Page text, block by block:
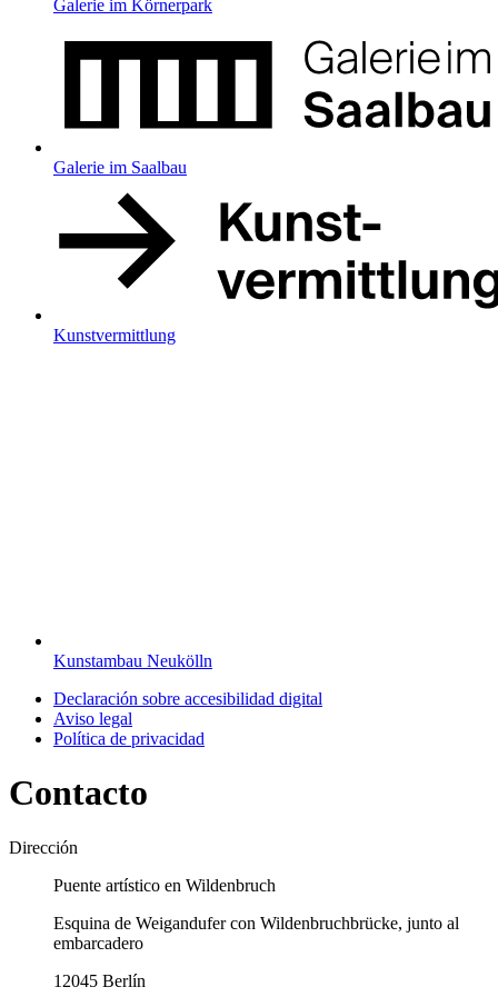
Galerie im Körnerpark
Galerie im Saalbau
Kunstvermittlung
Kunstambau Neukölln
Declaración sobre accesibilidad digital
Aviso legal
Política de privacidad
Contacto
Dirección
Puente artístico en Wildenbruch
Esquina de Weigandufer con Wildenbruchbrücke, junto al
embarcadero
12045 Berlín